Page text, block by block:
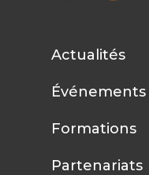
Actualités
Événements
Formations
Partenariats